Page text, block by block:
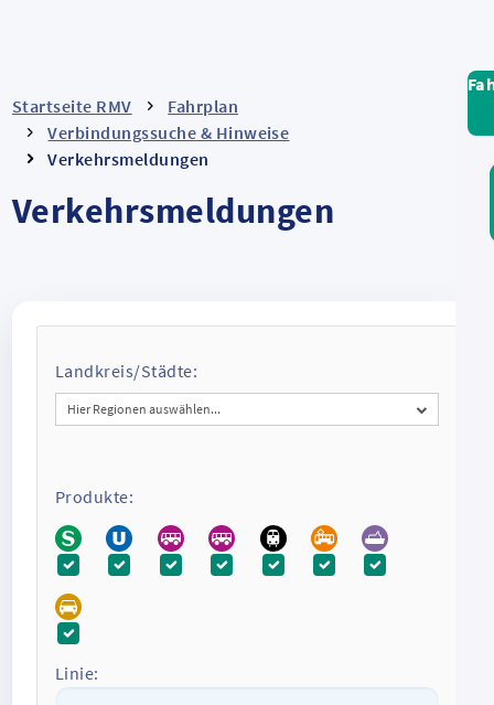
Startseite RMV
Fahrplan
Verbindungssuche & Hinweise
Verkehrsmeldungen
Verkehrsmeldungen
Landkreis/Städte:
Hier Regionen auswählen...
Produkte:
Linie: